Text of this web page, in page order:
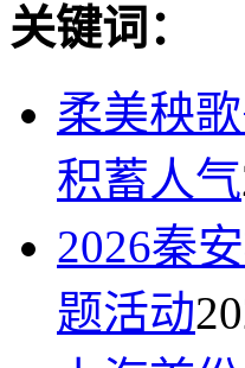
关键词：
柔美秧
积蓄人气
2026秦
题活动